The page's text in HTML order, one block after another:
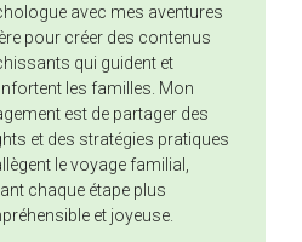
avec mes aventures
pour créer des contenus
qui guident et
les familles. Mon
est de partager des
et des stratégies pratiques
le voyage familial,
chaque étape plus
et joyeuse.